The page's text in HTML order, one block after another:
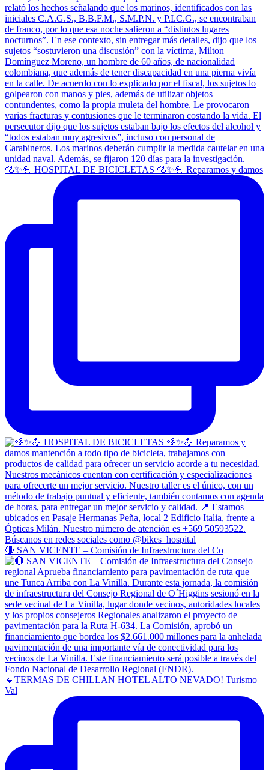
🚵✨💪 HOSPITAL DE BICICLETAS 🚵✨💪 Reparamos y damos
🔴 SAN VICENTE – Comisión de Infraestructura del Co
🔹TERMAS DE CHILLAN HOTEL ALTO NEVADO! Turismo
Val